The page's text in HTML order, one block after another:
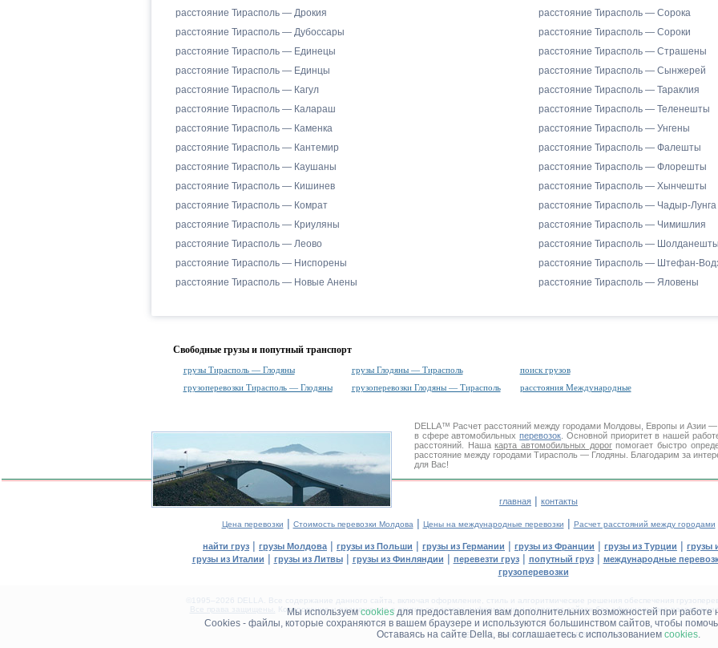
Мы используем cookiesдля предоставления вам дополнительних возможностей при работе
Cookies - файлы, которые сохраняются в вашем браузере и используются большинством сайтов, чтобы
Оставаясь на сайте Della, вы соглашаетесь с использованием cookies.
расстояние Тирасполь — Дрокия
расстояние Тирасполь — Дубоссары
расстояние Тирасполь — Единецы
расстояние Тирасполь — Единцы
расстояние Тирасполь — Кагул
расстояние Тирасполь — Калараш
расстояние Тирасполь — Каменка
расстояние Тирасполь — Кантемир
расстояние Тирасполь — Каушаны
расстояние Тирасполь — Кишинев
расстояние Тирасполь — Комрат
расстояние Тирасполь — Криуляны
расстояние Тирасполь — Леово
расстояние Тирасполь — Ниспорены
расстояние Тирасполь — Новые Анены
расстояние Тирасполь — Сорока
расстояние Тирасполь — Сороки
расстояние Тирасполь — Страшены
расстояние Тирасполь — Сынжерей
расстояние Тирасполь — Тараклия
расстояние Тирасполь — Теленешты
расстояние Тирасполь — Унгены
расстояние Тирасполь — Фалешты
расстояние Тирасполь — Флорешты
расстояние Тирасполь — Хынчешты
расстояние Тирасполь — Чадыр-Лунга
расстояние Тирасполь — Чимишлия
расстояние Тирасполь —
расстояние Тирасполь — Штефан-
расстояние Тирасполь — Яловены
Свободные грузы и попутный транспорт
грузы Тирасполь — Глодяны грузы Глодяны — Тирасполь
поиск грузов
грузоперевозки Тирасполь — Глодяны
грузоперевозки Глодяны — Тирасполь расстояния Международные
DELLA™ Расчет расстояний между городами Молдовы, Европы и Азии
в сфере автомобильныхперевозок . Основной приоритет в нашей
расстояний. Нашакарта автомобильных дорогпомогает быстро
расстояние между городами Тирасполь — Глодяны. Благодарим за
для Вас!
главная | контакты
Цена перевозки | Стоимость перевозки Молдова | Цены на международные перевозки | Расчет расстояний между городами
найти груз | грузы Молдова | грузы из Польши | грузы из Германии | грузы из Франции | грузы из Турции | грузы
грузы из Италии | грузы из Литвы| грузы из Финляндии | перевезти груз| попутный груз| международные
грузоперевозки
©1995–2026 DELLA. Все содержание данного сайта, включая оформление, стиль и алгоритмические решения обеспечения
Все права защищены.
Копирование и размещение в других средствах информации и интернет-сайтах без официального
ДЕЛЛА® —ВАШИГРУЗОПЕРЕВОЗКИ™!